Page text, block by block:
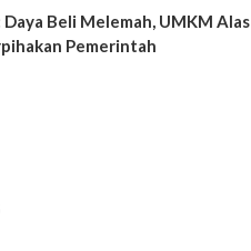
Daya Beli Melemah, UMKM Alas
Pemerintah